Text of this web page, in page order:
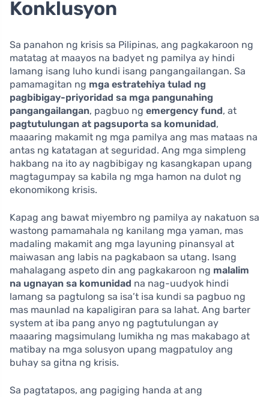
Konklusyon
Sa panahon ng krisis sa Pilipinas, ang pagkakaroon ng
matatag at maayos na badyet ng pamilya ay hindi
lamang isang luho kundi isang pangangailangan. Sa
pamamagitan ng mga estratehiya tulad ng
pagbibigay-priyoridad sa mga pangunahing
pangangailangan, pagbuo ng emergency fund, at
pagtutulungan at pagsuporta sa komunidad,
maaaring makamit ng mga pamilya ang mas mataas na
antas ng katatagan at seguridad. Ang mga simpleng
hakbang na ito ay nagbibigay ng kasangkapan upang
magtagumpay sa kabila ng mga hamon na dulot ng
ekonomikong krisis.
Kapag ang bawat miyembro ng pamilya ay nakatuon sa
wastong pamamahala ng kanilang mga yaman, mas
madaling makamit ang mga layuning pinansyal at
maiwasan ang labis na pagkabaon sa utang. Isang
mahalagang aspeto din ang pagkakaroon ng malalim
na ugnayan sa komunidad na nag-uudyok hindi
lamang sa pagtulong sa isa’t isa kundi sa pagbuo ng
mas maunlad na kapaligiran para sa lahat. Ang barter
system at iba pang anyo ng pagtutulungan ay
maaaring magsimulang lumikha ng mas makabago at
matibay na mga solusyon upang magpatuloy ang
buhay sa gitna ng krisis.
Sa pagtatapos, ang pagiging handa at ang